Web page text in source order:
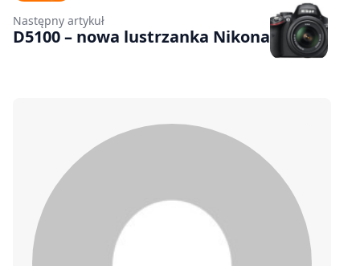
Następny artykuł
D5100 – nowa lustrzanka Nikona